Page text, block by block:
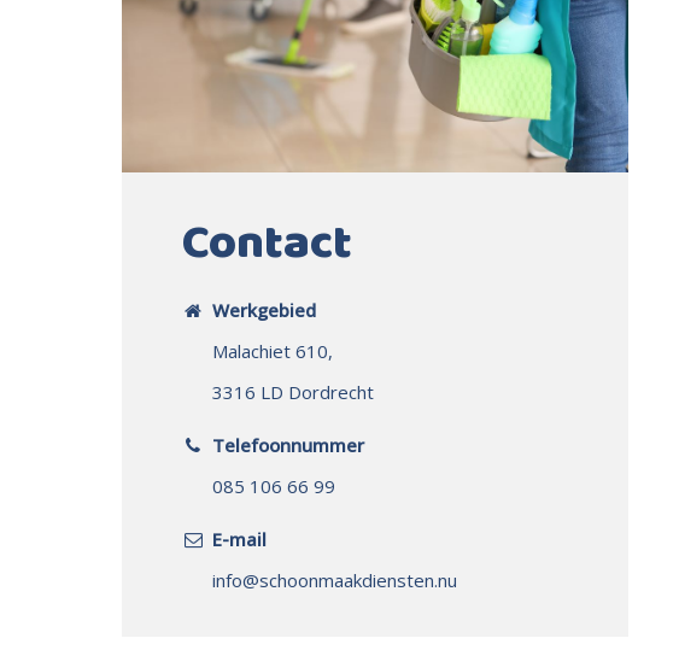
Contact
Werkgebied
Malachiet 610,
3316 LD Dordrecht
Telefoonnummer
085 106 66 99
E-mail
info@schoonmaakdiensten.nu